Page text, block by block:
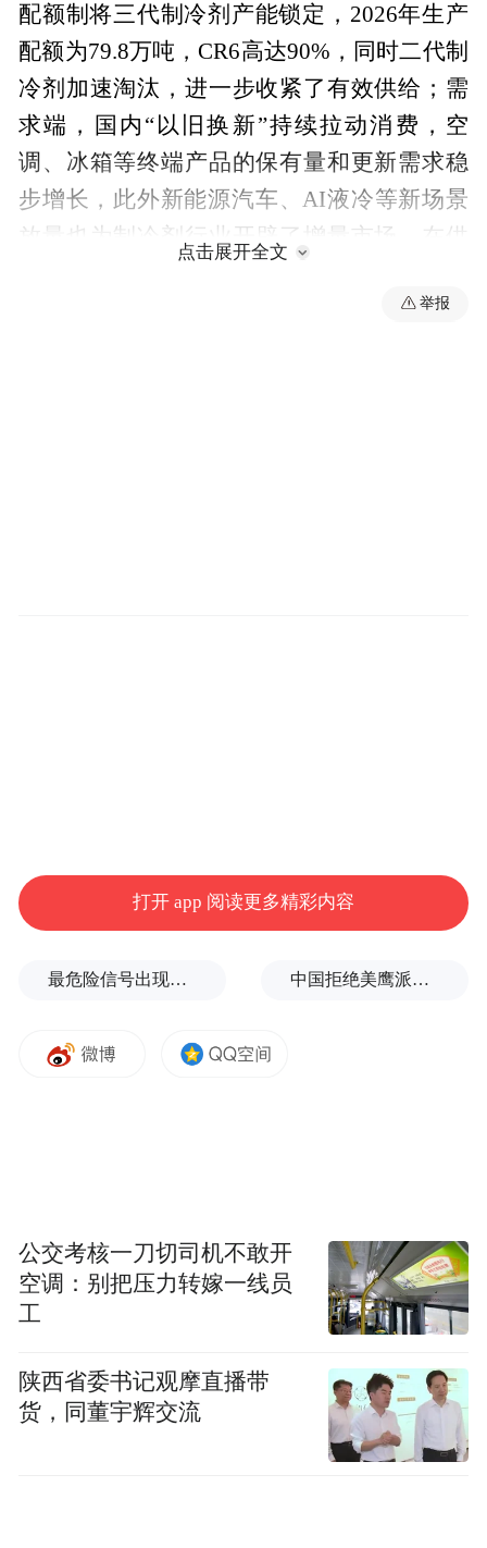
配额制将三代制冷剂产能锁定，2026年生产
配额为79.8万吨，CR6高达90%，同时二代制
冷剂加速淘汰，进一步收紧了有效供给；需
求端，国内“以旧换新”持续拉动消费，空
调、冰箱等终端产品的保有量和更新需求稳
步增长，此外新能源汽车、AI液冷等新场景
放量也为制冷剂行业开辟了增量市场。在供
点击展开全文
举报
打开 app 阅读更多精彩内容
最危险信号出现！全球能源大动脉岌岌可危 中国拒绝美鹰派副防长访华？弦外之音被热议
公交考核一刀切司机不敢开
空调：别把压力转嫁一线员
工
陕西省委书记观摩直播带
货，同董宇辉交流